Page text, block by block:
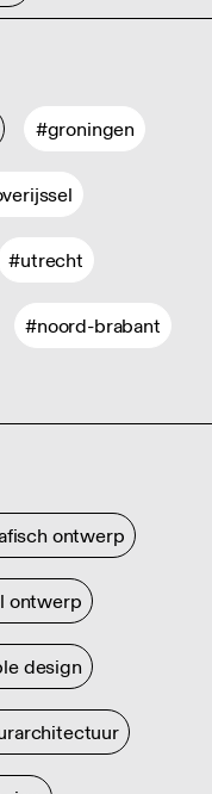
#groningen
#utrecht
#noord-brabant
ontwerp
ontwerp
design